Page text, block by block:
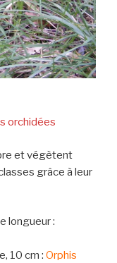
orchidées
et végètent
grâce à leur
longueur :
10 cm : Orphis